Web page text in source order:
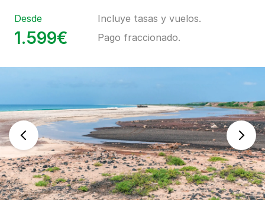
Desde
1.599€
Incluye tasas y vuelos.
Pago fraccionado.